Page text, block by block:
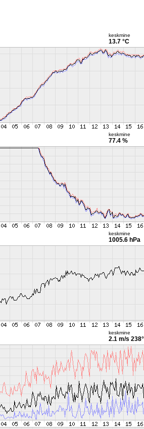
keskmine
13.7 °C
keskmine
77.4 %
keskmine
1005.6 hPa
keskmine
2.1 m/s 238°